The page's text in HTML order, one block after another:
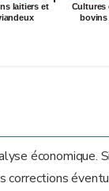
laitiers et
Cultures
bovins
économique.